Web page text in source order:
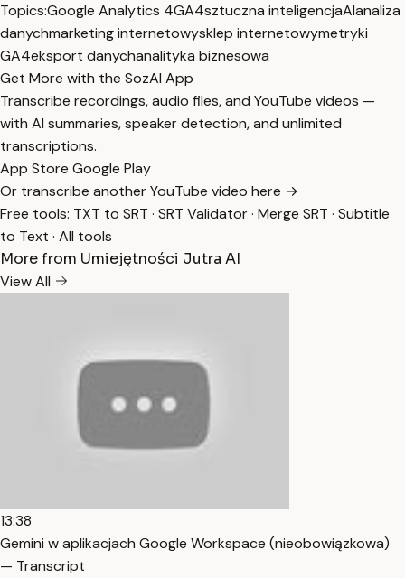
Topics:Google Analytics 4GA4sztuczna inteligencjaAIanaliza
danychmarketing internetowysklep internetowymetryki
GA4eksport danychanalityka biznesowa
Get More with the SozAI App
Transcribe recordings, audio files, and YouTube videos —
with AI summaries, speaker detection, and unlimited
transcriptions.
App Store Google Play
Or transcribe another YouTube video here →
Free tools: TXT to SRT · SRT Validator· Merge SRT · Subtitle
to Text · All tools
More from Umiejętności Jutra AI
View All
13:38
Gemini w aplikacjach Google Workspace (nieobowiązkowa)
— Transcript